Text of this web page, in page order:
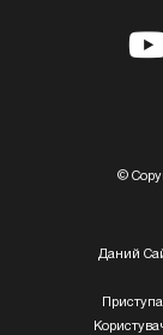
©
Даний